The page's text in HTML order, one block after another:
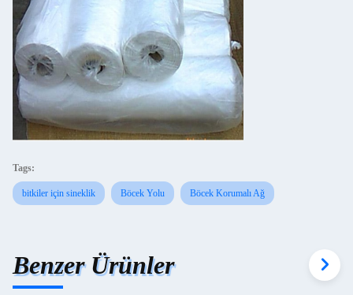
Tags:
bitkiler için sineklik Böcek Yolu Böcek Korumalı Ağ
Benzer Ürünler